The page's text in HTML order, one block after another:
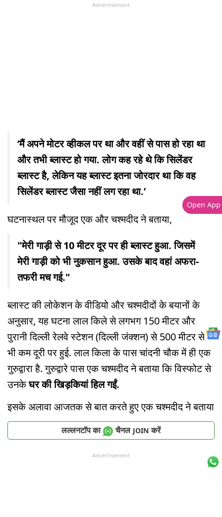
Advertisement
‘मैं अपने मोटर व्हीकल पर था और वहीं से पास हो रहा था
और तभी ब्लास्ट हो गया. लोग कह रहे थे कि सिलेंडर
ब्लास्ट है, लेकिन यह ब्लास्ट इतना जोरदार था कि वह
सिलेंडर ब्लास्ट जैसा नहीं लग रहा था.’
घटनास्थल पर मौजूद एक और चश्मदीद ने बताया,
"मेरी गाड़ी से 10 मीटर दूर पर ही ब्लास्ट हुआ. जिसमें
मेरी गाड़ी को भी नुकसान हुआ. उसके बाद वहां अफरा-
तफरी मच गई."
ब्लास्ट की लोकेशन के वीडियो और चश्मदीदों के बयानों के
अनुसार, यह घटना लाल किले से लगभग 150 मीटर और
पुरानी दिल्ली रेलवे स्टेशन (दिल्ली जंक्शन) से 500 मीटर से
भी कम दूरी पर हुई. लाल किला के पास चांदनी चौक में ही एक
गुरुद्वारा है. गुरुद्वारे पास एक चश्मदीद ने बताया कि विस्फोट से
उनकेघर की खिड़कियां हिल गईं.
इसके अलावा आजतक से बात करते हुए एक चश्मदीद ने बताया
लल्लनटॉप का चैनल JOIN करें
Advertisement
Open App